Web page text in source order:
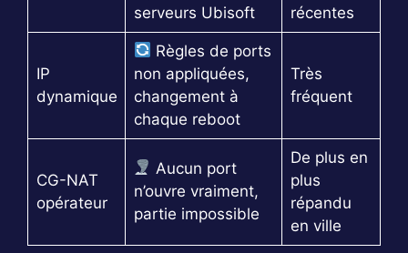
serveurs Ubisoft
récentes
IP
dynamique
Règles de ports
non appliquées,
changement à
chaque reboot
Très
fréquent
CG-NAT
opérateur
Aucun port
n’ouvre vraiment,
partie impossible
De plus en
plus
répandu
en ville